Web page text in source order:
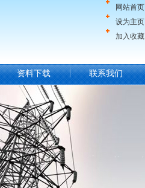
网站首页
设为主页
加入收藏
资料下载 联系我们